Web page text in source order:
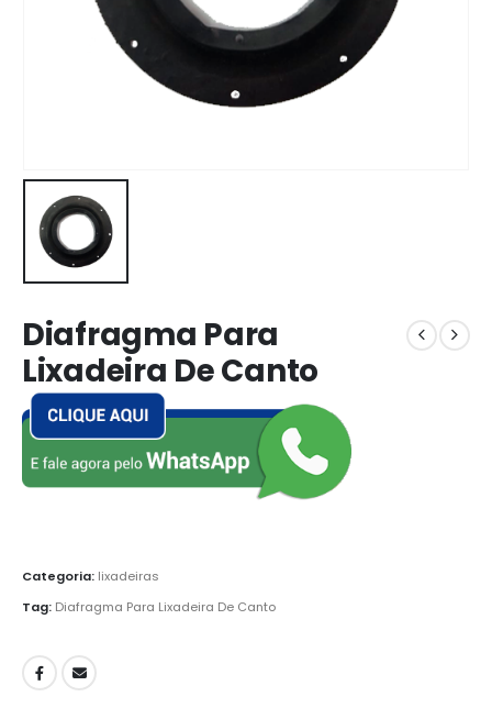
Diafragma Para
Lixadeira De Canto
Categoria: lixadeiras
Tag: Diafragma Para Lixadeira De Canto